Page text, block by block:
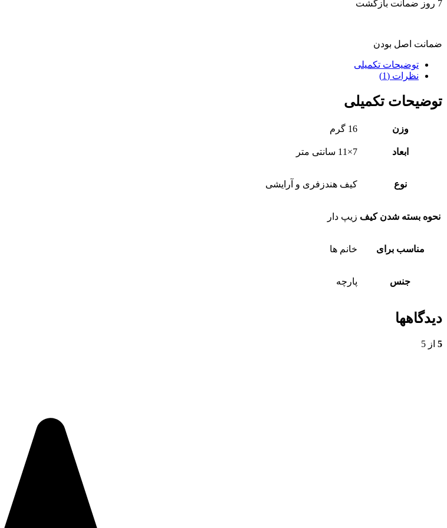
7 روز ضمانت بازگشت
ضمانت اصل بودن
توضیحات تکمیلی
نظرات (1)
توضیحات تکمیلی
وزن 16 گرم
ابعاد 7×11 سانتی متر
نوع کیف هندزفری و آرایشی
نحوه بسته شدن کیف زیپ دار
مناسب برای خانم ها
جنس پارچه
دیدگاهها
5 از 5